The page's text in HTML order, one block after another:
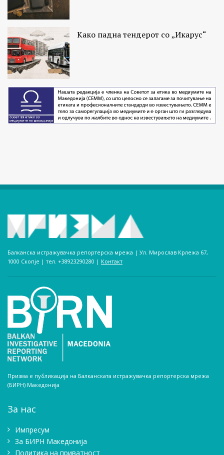
Како падна тендерот со „Икарус“
Балканска истражувачка репортерска мрежа | Ул. Мирослав Крлежа 67,
1000 Скопје | тел. +38923290280­ | Контакт
Призма е публикација на Балканската истражувачка репортерска мрежа
(БИРН) Македонија
За нас
Импресум
Зa БИРН Македонија
Политика на приватност